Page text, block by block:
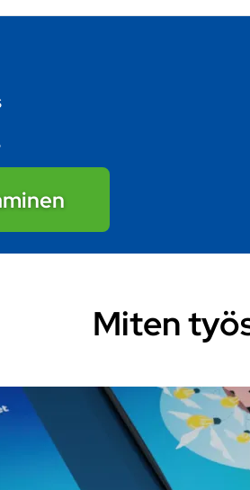
Miten